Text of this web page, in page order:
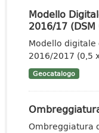
Modello
2016/17
Modello digitale
2016/2017 (0,5
Geocatalogo
Ombreggiatura